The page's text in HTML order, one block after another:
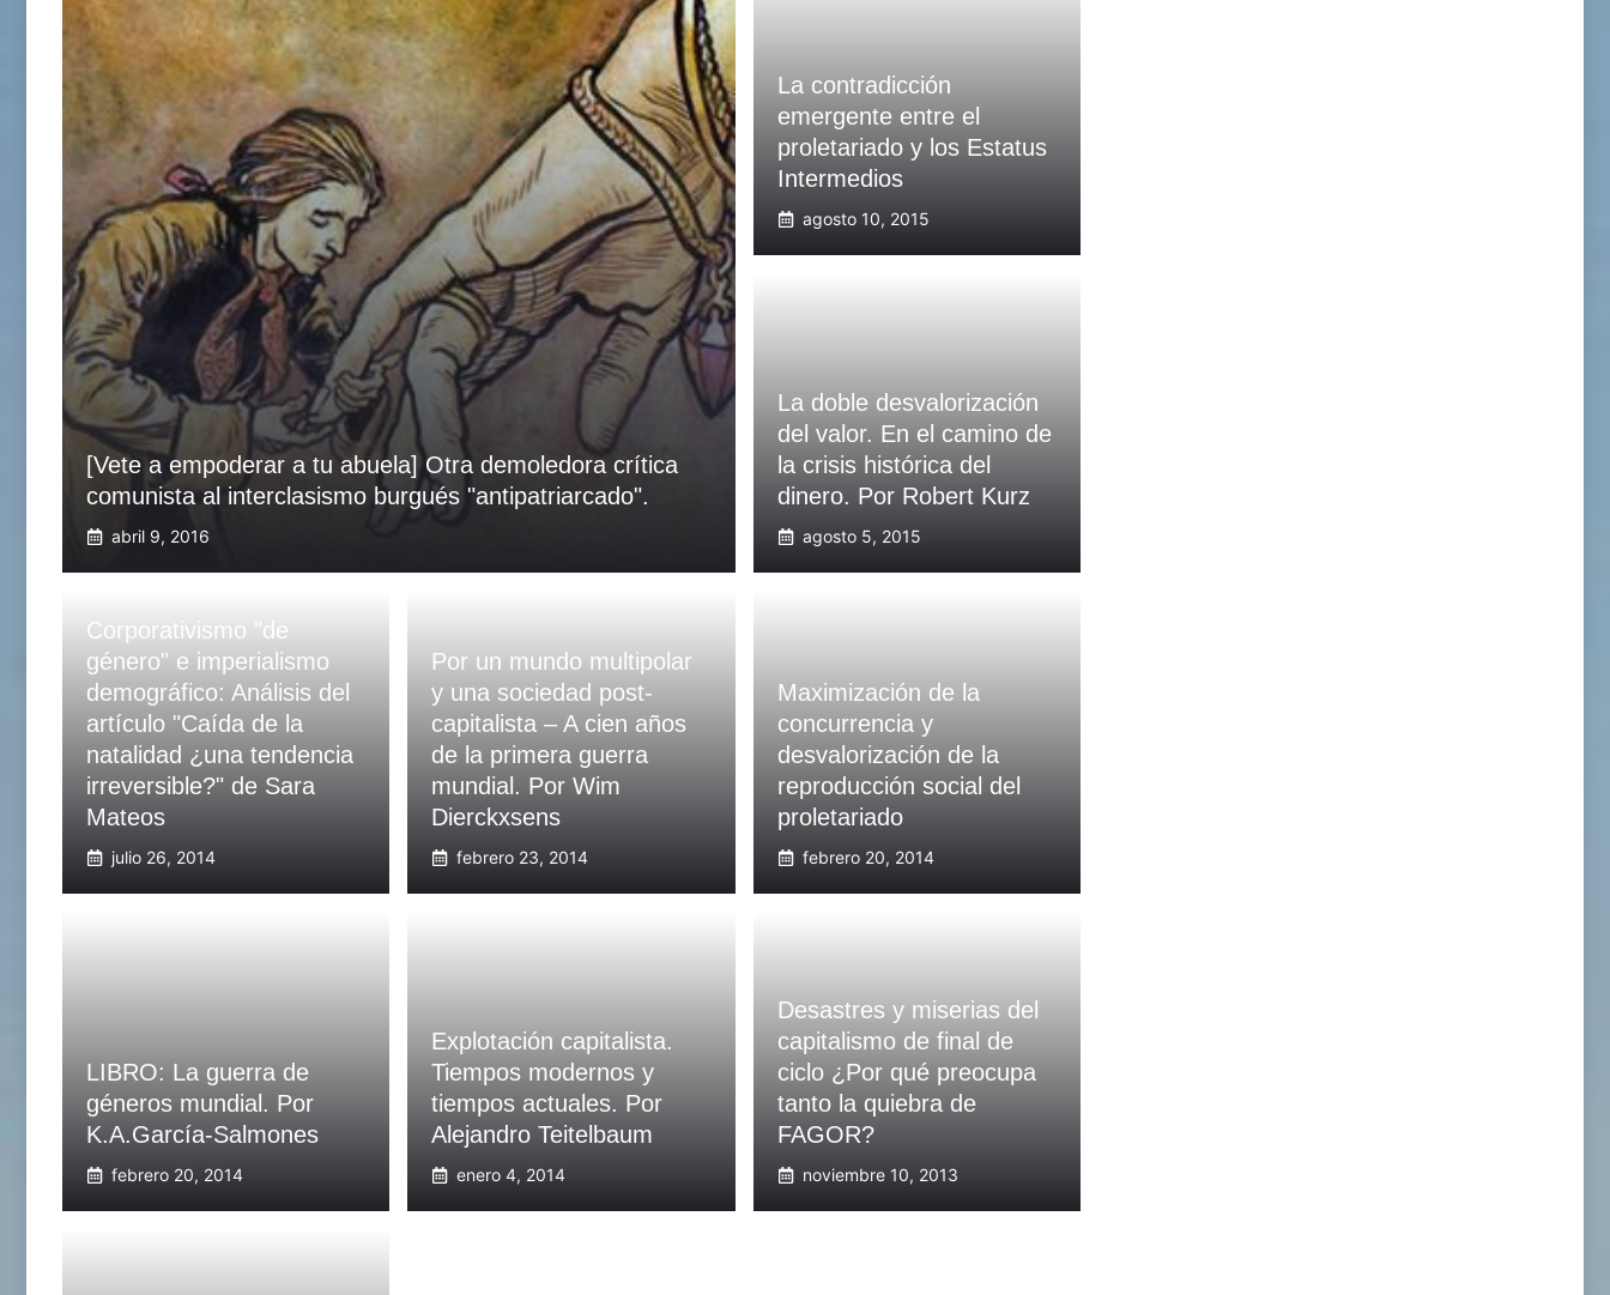
[Vete a empoderar a tu abuela] Otra demoledora crítica
comunista al interclasismo burgués "antipatriarcado".
abril 9, 2016
La contradicción
emergente entre el
proletariado y los Estatus
Intermedios
agosto 10, 2015
La doble desvalorización
del valor. En el camino de
la crisis histórica del
dinero. Por Robert Kurz
agosto 5, 2015
Corporativismo "de
género" e imperialismo
demográfico: Análisis del
artículo "Caída de la
natalidad ¿una tendencia
irreversible?" de Sara
Mateos
julio 26, 2014
Por un mundo multipolar
y una sociedad post-
capitalista – A cien años
de la primera guerra
mundial. Por Wim
Dierckxsens
febrero 23, 2014
Maximización de la
concurrencia y
desvalorización de la
reproducción social del
proletariado
febrero 20, 2014
LIBRO: La guerra de
géneros mundial. Por
K.A.García-Salmones
febrero 20, 2014
Explotación capitalista.
Tiempos modernos y
tiempos actuales. Por
Alejandro Teitelbaum
enero 4, 2014
Desastres y miserias del
capitalismo de final de
ciclo ¿Por qué preocupa
tanto la quiebra de
FAGOR?
noviembre 10, 2013